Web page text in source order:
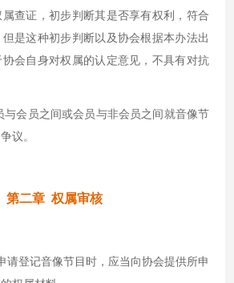
查证，初步判断其是否享有权利，符合
是这种初步判断以及协会根据本办法出
会自身对权属的认定意见，不具有对抗
与会员之间或会员与非会员之间就音像节
议。
第二章 权属审核
请登记音像节目时，应当向协会提供所申